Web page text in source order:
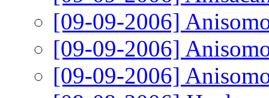
[09-09-2006]
[09-09-2006]
[09-09-2006]